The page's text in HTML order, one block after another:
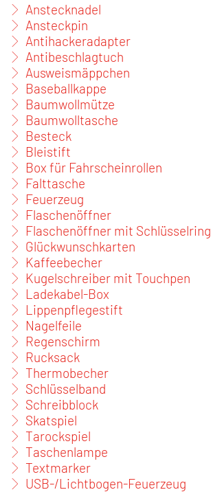
Anstecknadel
Ansteckpin
Antihackeradapter
Antibeschlagtuch
Ausweismäppchen
Baseballkappe
Baumwollmütze
Baumwolltasche
Besteck
Bleistift
Box für Fahrscheinrollen
Falttasche
Feuerzeug
Flaschenöffner
Flaschenöffner mit Schlüsselring
Glückwunschkarten
Kaffeebecher
Kugelschreiber mit Touchpen
Ladekabel-Box
Lippenpflegestift
Nagelfeile
Regenschirm
Rucksack
Thermobecher
Schlüsselband
Schreibblock
Skatspiel
Tarockspiel
Taschenlampe
Textmarker
USB-/Lichtbogen-Feuerzeug